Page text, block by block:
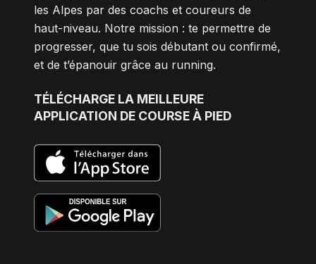
les Alpes par des coachs et coureurs de
haut-niveau. Notre mission : te permettre de
progresser, que tu sois débutant ou confirmé,
et de t’épanouir grâce au running.
TÉLÉCHARGE LA MEILLEURE
APPLICATION DE COURSE À PIED